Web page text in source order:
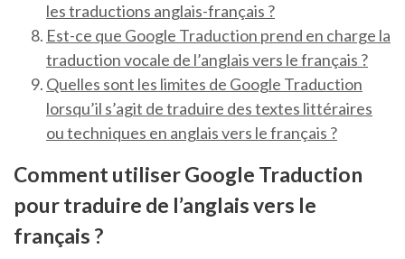
les traductions anglais-français ?
Est-ce que Google Traduction prend en charge la
traduction vocale de l’anglais vers le français ?
Quelles sont les limites de Google Traduction
lorsqu’il s’agit de traduire des textes littéraires
ou techniques en anglais vers le français ?
Comment utiliser Google Traduction
pour traduire de l’anglais vers le
français ?